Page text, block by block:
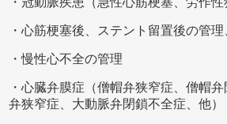
・心筋梗塞後、ステント留置後の管
・慢性心不全の管理
・心臓弁膜症（僧帽弁狭窄症、僧帽
弁狭窄症、大動脈弁閉鎖不全症、他）